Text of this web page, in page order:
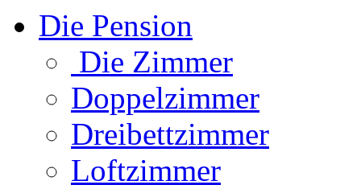
Die Pension
Die Zimmer
Doppelzimmer
Dreibettzimmer
Loftzimmer